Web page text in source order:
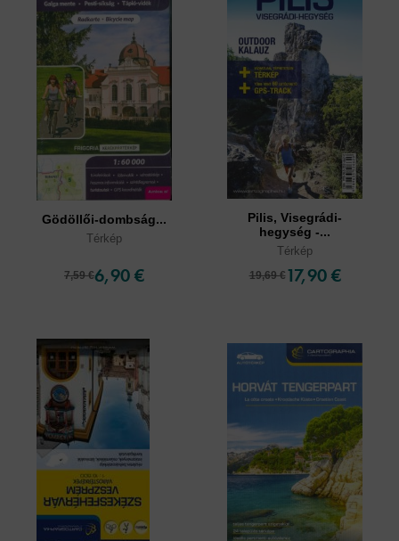
Gödöllői-dombság...
Térkép
7,59 €6,90 €
Pilis, Visegrádi-
hegység -...
Térkép
19,69 € 17,90 €